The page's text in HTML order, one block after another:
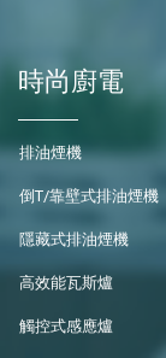
時尚廚電
排油煙機
倒T/靠壁式排油煙機
隱藏式排油煙機
高效能瓦斯爐
觸控式感應爐